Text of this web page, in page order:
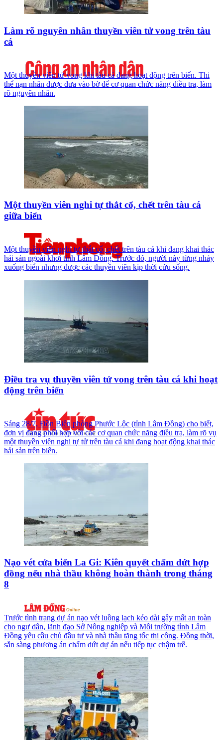
Làm rõ nguyên nhân thuyền viên tử vong trên tàu
cá
Một thuyền viên tử vong khi tàu cá đang hoạt động trên biển. Thi
thể nạn nhân được đưa vào bờ để cơ quan chức năng điều tra, làm
rõ nguyên nhân.
Một thuyền viên nghi tự thắt cổ, chết trên tàu cá
giữa biển
Một thuyền viên nghi tự thắt cổ, chết trên tàu cá khi đang khai thác
hải sản ngoài khơi tỉnh Lâm Đồng. Trước đó, người này từng nhảy
xuống biển nhưng được các thuyền viên kịp thời cứu sống.
Điều tra vụ thuyền viên tử vong trên tàu cá khi hoạt
động trên biển
Sáng 28/7, Đồn Biên phòng Phước Lộc (tỉnh Lâm Đồng) cho biết,
đơn vị đang phối hợp với các cơ quan chức năng điều tra, làm rõ vụ
một thuyền viên nghi tự tử trên tàu cá khi đang hoạt động khai thác
hải sản trên biển.
Nạo vét cửa biển La Gi: Kiên quyết chấm dứt hợp
đồng nếu nhà thầu không hoàn thành trong tháng
8
Trước tình trạng dự án nạo vét luồng lạch kéo dài gây mất an toàn
cho ngư dân, lãnh đạo Sở Nông nghiệp và Môi trường tỉnh Lâm
Đồng yêu cầu chủ đầu tư và nhà thầu tăng tốc thi công. Đồng thời,
sẵn sàng phương án chấm dứt dự án nếu tiếp tục chậm trễ.